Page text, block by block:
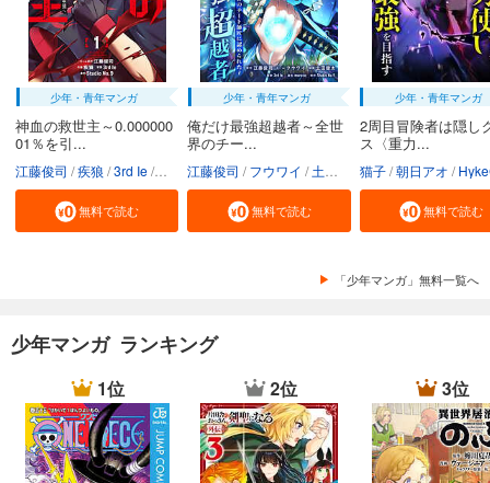
少年・青年マンガ
神血の救世主～0.000000
01％を引...
江藤俊司 疾狼 3rd Ie Studio No.9
無料で読む
少年・青年マンガ
俺だけ最強超越者～全世
界のチー...
江藤俊司 フウワイ 土田健太 3rd Ie maruco
無料で読む
少年・青年マンガ
2周目冒険者は隠し
ス〈重力...
猫子 朝日アオ
無料で読む
「少年マンガ」無料一覧へ
少年マンガ ランキング
1位 2位 3位